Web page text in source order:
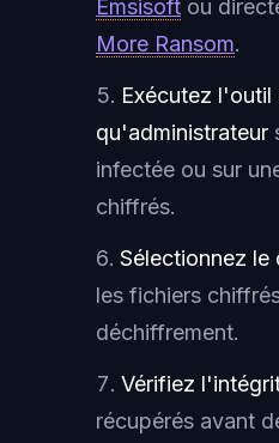
Emsisoft ou
More Ransom.
Exécutez l'outil
qu'administrateur
infectée ou sur
chiffrés.
Sélectionnez le
les fichiers
déchiffrement.
Vérifiez
récupérés avant